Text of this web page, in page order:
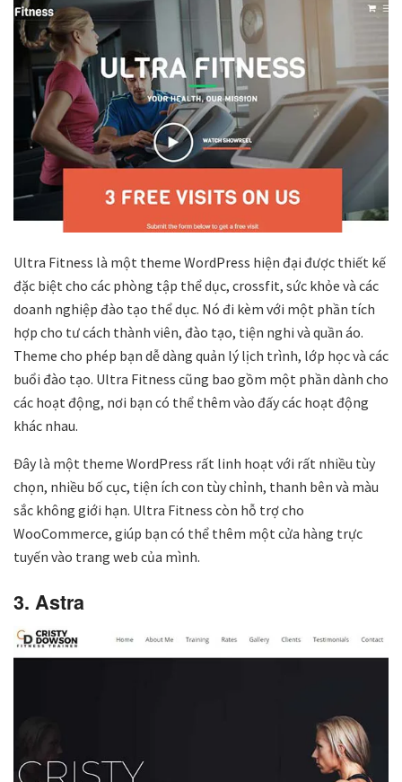
Ultra Fitness là một theme WordPress hiện đại được thiết kế
đặc biệt cho các phòng tập thể dục, crossfit, sức khỏe và các
doanh nghiệp đào tạo thể dục. Nó đi kèm với một phần tích
hợp cho tư cách thành viên, đào tạo, tiện nghi và quần áo.
Theme cho phép bạn dễ dàng quản lý lịch trình, lớp học và các
buổi đào tạo. Ultra Fitness cũng bao gồm một phần dành cho
các hoạt động, nơi bạn có thể thêm vào đấy các hoạt động
khác nhau.
Đây là một theme WordPress rất linh hoạt với rất nhiều tùy
chọn, nhiều bố cục, tiện ích con tùy chỉnh, thanh bên và màu
sắc không giới hạn. Ultra Fitness còn hỗ trợ cho
WooCommerce, giúp bạn có thể thêm một cửa hàng trực
tuyến vào trang web của mình.
3. Astra